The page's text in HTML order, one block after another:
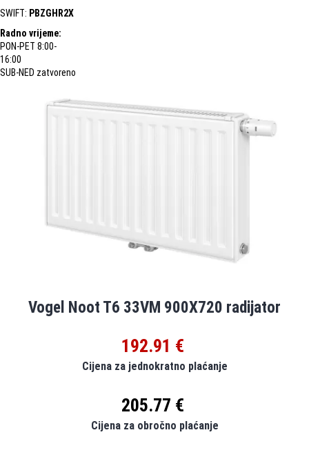
SWIFT: PBZGHR2X
Radno vrijeme:
PON-PET 8:00-
16:00
SUB-NED zatvoreno
Vogel Noot T6 33VM 900X720 radijator
192.91 €
Cijena za jednokratno plaćanje
205.77 €
Cijena za obročno plaćanje